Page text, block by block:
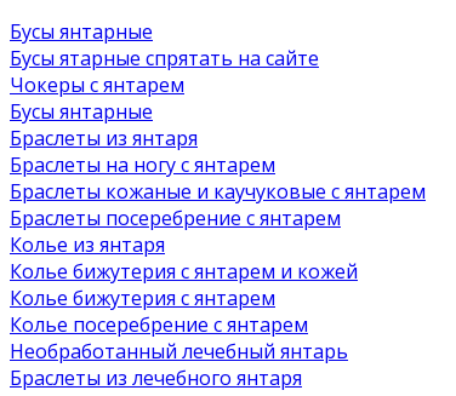
Бусы янтарные
Бусы ятарные спрятать на сайте
Чокеры с янтарем
Бусы янтарные
Браслеты из янтаря
Браслеты на ногу с янтарем
Браслеты кожаные и каучуковые с янтарем
Браслеты посеребрение с янтарем
Колье из янтаря
Колье бижутерия с янтарем и кожей
Колье бижутерия с янтарем
Колье посеребрение с янтарем
Необработанный лечебный янтарь
Браслеты из лечебного янтаря